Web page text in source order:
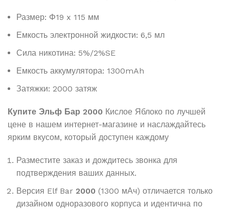
Размер: Φ19 x 115 мм
Емкость электронной жидкости: 6,5 мл
Сила никотина: 5%/2%SE
Емкость аккумулятора: 1300mAh
Затяжки: 2000 затяж
Купите Эльф Бар 2000 Кислое Яблоко по лучшей
цене в нашем интернет-магазине и наслаждайтесь
ярким вкусом, который доступен каждому
Разместите заказ и дождитесь звонка для
подтверждения ваших данных.
Версия Elf Bar 2000 (1300 мАч) отличается только
дизайном одноразового корпуса и идентична по